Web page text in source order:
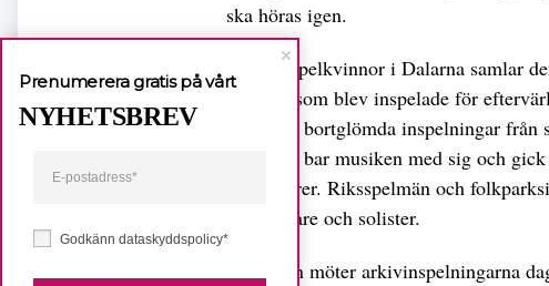
ska höras igen.
Skivan Spelkvinnor i Dalarna samlar
Dalarna som blev inspelade för
arkivet. I bortglömda inspelningar
fram. De bar musiken med sig och
innovatörer. Riksspelmän och
Samspelare och solister.
På skivan möter arkivinspelningarna
Godkänn dataskyddspolicy*
Prenumerera gratis på vårt
NYHETSBREV